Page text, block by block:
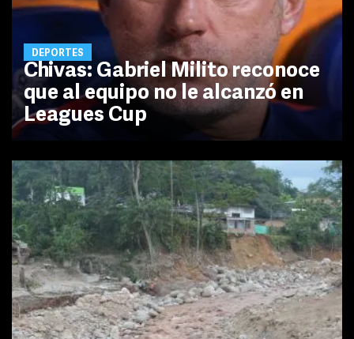
DEPORTES
Chivas: Gabriel Milito reconoce
que al equipo no le alcanzó en
Leagues Cup